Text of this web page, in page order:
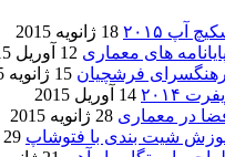
آپ ۲۰۱۵
18 ژانویه 2015
های معماری 12 آوریل 2015
فرشچیان 15 ژانویه 2015
۲۰۱۴
14 آوریل 2015
در معماری 28 ژانویه 2015
شیت بندی با فتوشاپ 29 ژوئن 2015